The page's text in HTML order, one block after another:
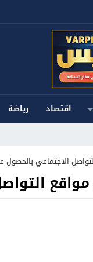
اقتصاد رياضة
الاجتماعي بالحصول
مواقع